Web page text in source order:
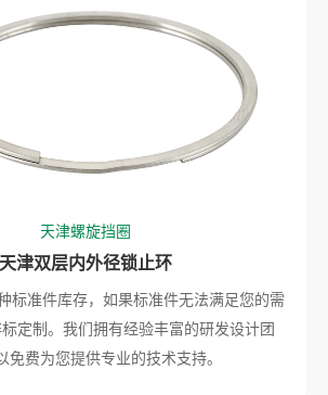
天津螺旋挡圈
天津双层内外径锁止环
标准件库存，如果标准件无法满足您的需
定制。我们拥有经验丰富的研发设计团
免费为您提供专业的技术支持。